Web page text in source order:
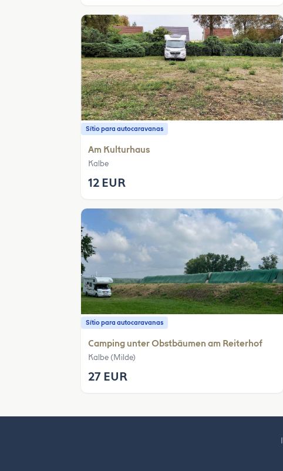
Sítio para autocaravanas
Am Kulturhaus
Kalbe
12 EUR
Sítio para autocaravanas
Camping unter Obstbäumen am Reiterhof
Kalbe (Milde)
27 EUR